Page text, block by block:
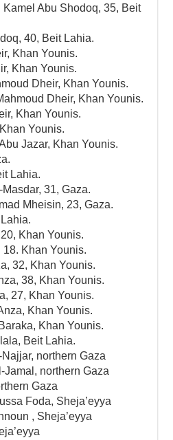
Abu Shodoq, 35, Beit
40, Beit Lahia.
Khan Younis.
Khan Younis.
Dheir, Khan Younis.
Dheir, Khan Younis.
Khan Younis.
Younis.
Jazar, Khan Younis.
Lahia.
31, Gaza.
Mheisin, 23, Gaza.
Khan Younis.
18. Khan Younis.
32, Khan Younis.
38, Khan Younis.
27, Khan Younis.
Khan Younis.
Khan Younis.
Beit Lahia.
northern Gaza
Jamal, northern Gaza
Gaza
Foda, Sheja’eyya
, Sheja’eyya